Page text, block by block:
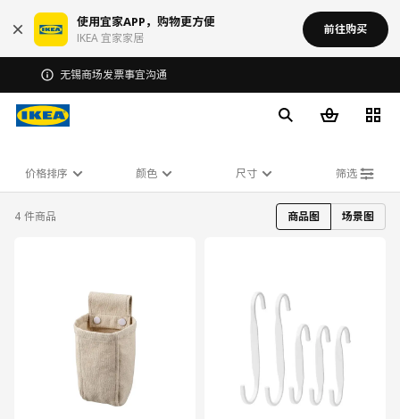
使用宜家APP，购物更方便
IKEA 宜家家居
前往购买
无锡商场发票事宜沟通
价格排序 颜色 尺寸 筛选
4 件商品 商品图 场景图